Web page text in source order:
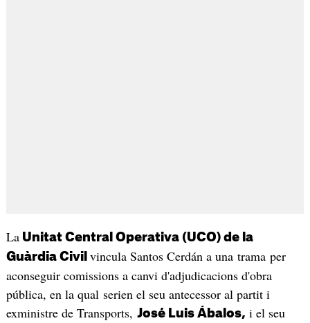
LaUnitat Central Operativa (UCO) de la
Guàrdia Civil vincula Santos Cerdán a una trama per
aconseguir comissions a canvi d'adjudicacions d'obra
pública, en la qual serien el seu antecessor al partit i
exministre de Transports, José Luis Ábalos, i el seu